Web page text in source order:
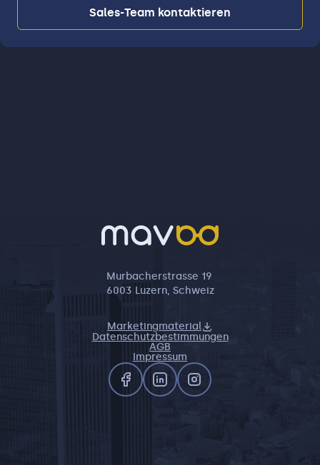
Sales-Team kontaktieren
Murbacherstrasse 19
6003 Luzern, Schweiz
Marketingmaterial
Datenschutzbestimmungen
AGB
Impressum